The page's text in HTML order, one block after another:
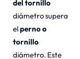
del tornillo
diámetro supera
elperno o
tornillo
diámetro. Este